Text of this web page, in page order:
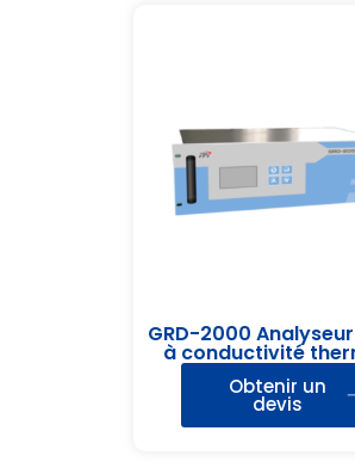
GRD-2000
à conductivité
Obtenir un
devis